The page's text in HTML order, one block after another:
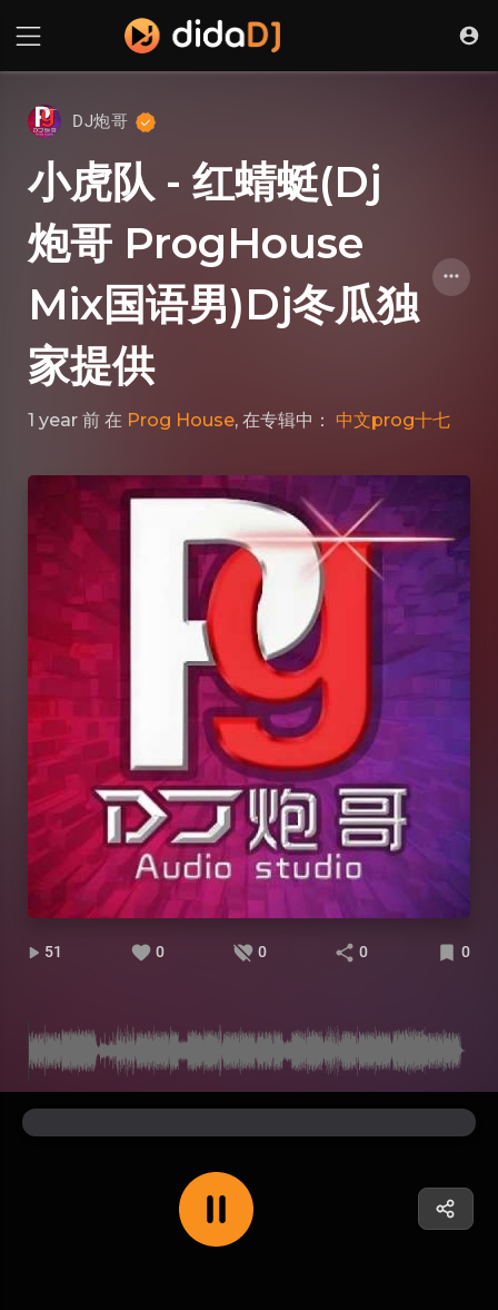
DJ炮哥
小虎队 - 红蜻蜓(Dj
炮哥 ProgHouse
Mix国语男)Dj冬瓜独
家提供
1 year 前 在 Prog House, 在专辑中： 中文prog十七
51 0 0 0 0